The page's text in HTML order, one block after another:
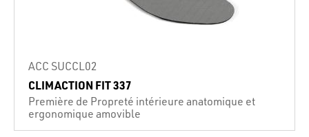
ACC SUCCL02
CLIMACTION FIT 337
Première de Propreté intérieure anatomique et
ergonomique amovible